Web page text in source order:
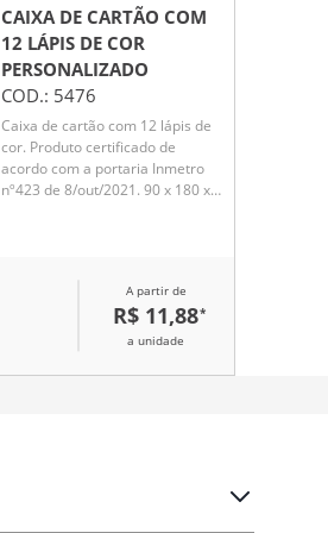
CAIXA DE CARTÃO COM
12 LÁPIS DE COR
PERSONALIZADO
COD.: 5476
Caixa de cartão com 12 lápis de
cor. Produto certificado de
acordo com a portaria Inmetro
nº423 de 8/out/2021. 90 x 180 x
A partir de
R$ 11,88*
a unidade